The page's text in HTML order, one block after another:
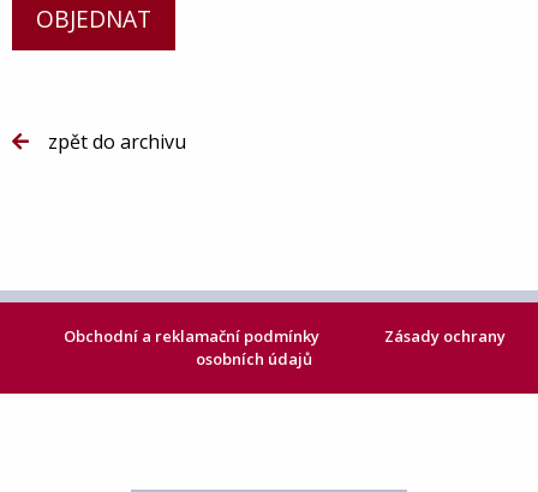
OBJEDNAT
zpět do archivu
Obchodní a reklamační podmínky
Zásady ochrany
osobních údajů